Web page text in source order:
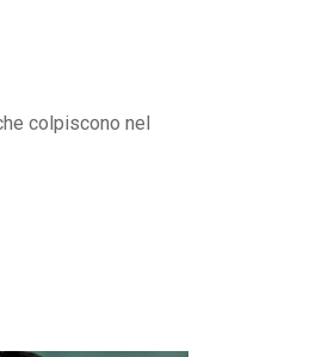
colpiscono nel